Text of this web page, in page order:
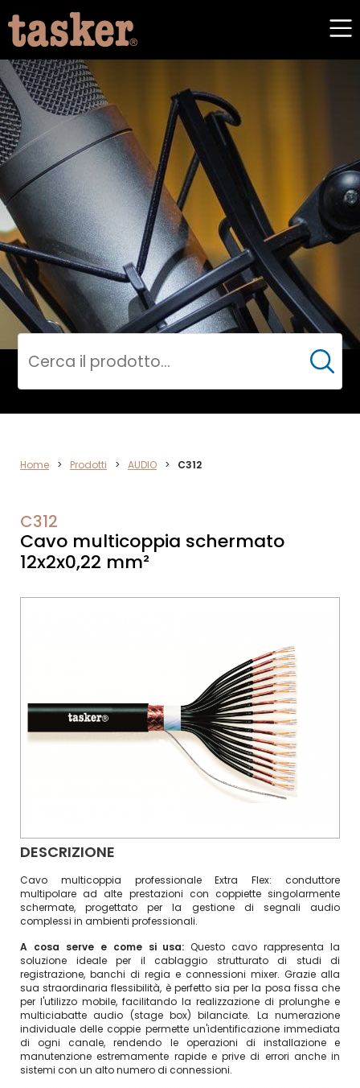
AUDIO
Cerca
Home > Prodotti > AUDIO > C312
C312
Cavo multicoppia schermato
12x2x0,22 mm²
DESCRIZIONE
Cavo multicoppia professionale Extra Flex: conduttore
multipolare ad alte prestazioni con coppiette singolarmente
schermate, progettato per la gestione di segnali audio
complessi in ambienti professionali.
A cosa serve e come si usa: Questo cavo rappresenta la
soluzione ideale per il cablaggio strutturato di studi di
registrazione, banchi di regia e connessioni mixer. Grazie alla
sua straordinaria flessibilità, è perfetto sia per la posa fissa che
per l'utilizzo mobile, facilitando la realizzazione di prolunghe e
multiciabatte audio (stage box) bilanciate. La numerazione
individuale delle coppie permette un'identificazione immediata
di ogni canale, rendendo le operazioni di installazione e
manutenzione estremamente rapide e prive di errori anche in
sistemi con un alto numero di connessioni.